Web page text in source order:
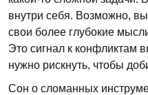
внутри себя. Возможно,
свои более глубокие
Это сигнал к конфликтам
нужно рискнуть, чтобы
Сон о сломанных